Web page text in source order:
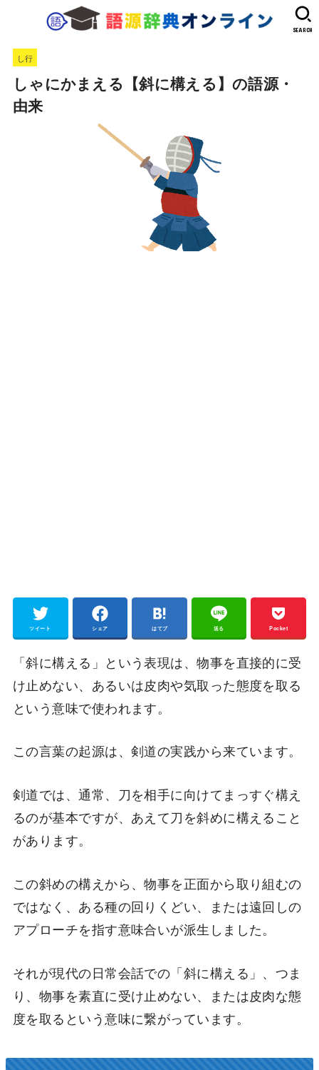
SEARCH
し行
しゃにかまえる【斜に構える】の語源・
由来
ツイート シェア はてブ 送る Pocket
「斜に構える」という表現は、物事を直接的に受
け止めない、あるいは皮肉や気取った態度を取る
という意味で使われます。
この言葉の起源は、剣道の実践から来ています。
剣道では、通常、刀を相手に向けてまっすぐ構え
るのが基本ですが、あえて刀を斜めに構えること
があります。
この斜めの構えから、物事を正面から取り組むの
ではなく、ある種の回りくどい、または遠回しの
アプローチを指す意味合いが派生しました。
それが現代の日常会話での「斜に構える」、つま
り、物事を素直に受け止めない、または皮肉な態
度を取るという意味に繋がっています。